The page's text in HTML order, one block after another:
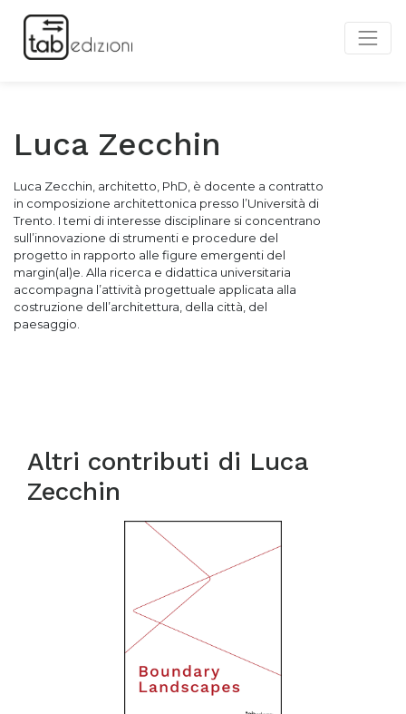
Luca Zecchin
Luca Zecchin, architetto, PhD, è docente a contratto
in composizione architettonica presso l’Università di
Trento. I temi di interesse disciplinare si concentrano
sull’innovazione di strumenti e procedure del
progetto in rapporto alle figure emergenti del
margin(al)e. Alla ricerca e didattica universitaria
accompagna l’attività progettuale applicata alla
costruzione dell’architettura, della città, del
paesaggio.
Altri contributi di Luca
Zecchin